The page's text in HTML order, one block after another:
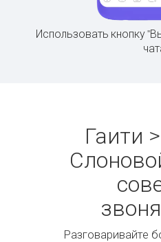
Использовать кнопку
Гаити
Разговаривайте